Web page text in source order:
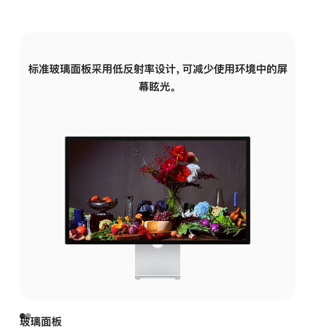
标准玻璃面板采用低反射率设计，可减少使用环境中的屏
幕眩光。
玻璃面板